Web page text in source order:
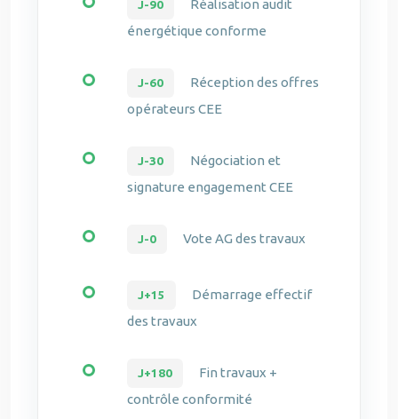
J-90
Réalisation audit
énergétique conforme
J-60
Réception des offres
opérateurs CEE
J-30
Négociation et
signature engagement CEE
J-0 Vote AG des travaux
J+15
Démarrage effectif
des travaux
J+180
Fin travaux +
contrôle conformité